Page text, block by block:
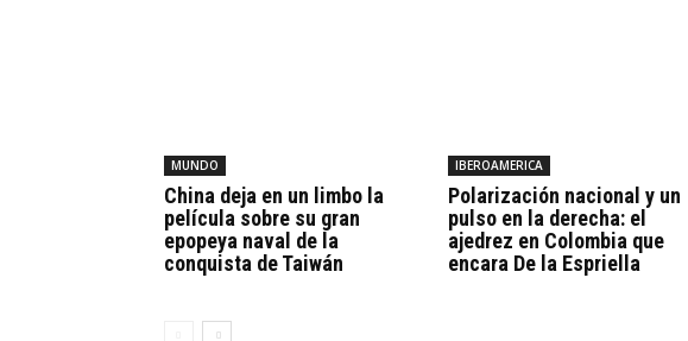
MUNDO
China deja en un limbo la
película sobre su gran
epopeya naval de la
conquista de Taiwán
IBEROAMERICA
Polarización nacional y un
pulso en la derecha: el
ajedrez en Colombia que
encara De la Espriella